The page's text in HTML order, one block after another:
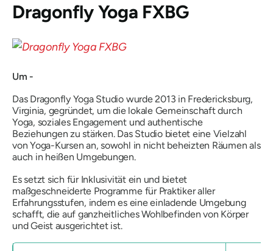
Dragonfly Yoga FXBG
Um -
Das Dragonfly Yoga Studio wurde 2013 in Fredericksburg,
Virginia, gegründet, um die lokale Gemeinschaft durch
Yoga, soziales Engagement und authentische
Beziehungen zu stärken. Das Studio bietet eine Vielzahl
von Yoga-Kursen an, sowohl in nicht beheizten Räumen als
auch in heißen Umgebungen.
Es setzt sich für Inklusivität ein und bietet
maßgeschneiderte Programme für Praktiker aller
Erfahrungsstufen, indem es eine einladende Umgebung
schafft, die auf ganzheitliches Wohlbefinden von Körper
und Geist ausgerichtet ist.